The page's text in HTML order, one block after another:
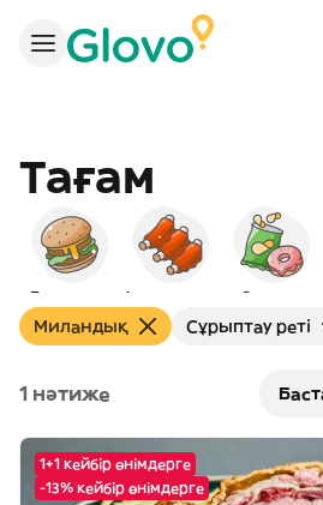
Тағам
Бургерлер Америкалық Снэктер
Миландық Сұрыптау реті
1 нәтиже
1+1 кейбір өнімдерге
-13% кейбір өнімдерге